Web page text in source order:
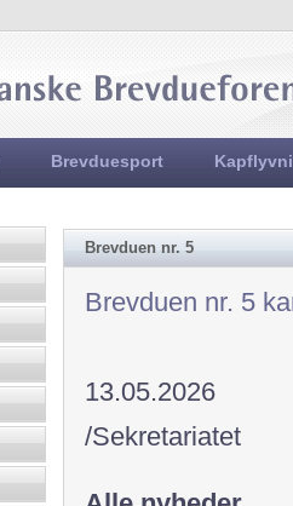
Brevduesport
Brevduen nr. 5
Brevduen nr. 5
13.05.2026
/Sekretariatet